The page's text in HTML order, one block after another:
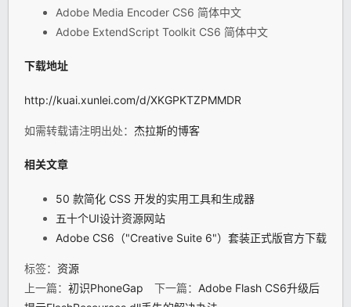
Adobe Media Encoder CS6 简体中文
Adobe ExtendScript Toolkit CS6 简体中文
下载地址
http://kuai.xunlei.com/d/XKGPKTZPMMDR
如需转载请注明出处： 杰拉斯的博客
相关文章
50 款简化 CSS 开发的实用工具和生成器
五十个UI设计资源网站
Adobe CS6（"Creative Suite 6"）套装正式版官方下载
标签： 资源
上一篇： 初识PhoneGap 下一篇： Adobe Flash CS6升级后